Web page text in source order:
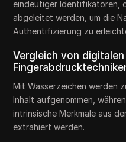
eindeutiger Identifikatoren,
abgeleitet werden, um die
Authentifizierung zu
Vergleich von
Mit Wasserzeichen werden
Inhalt aufgenommen,
intrinsische Merkmale aus
extrahiert werden.